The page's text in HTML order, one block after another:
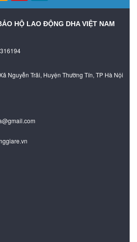
HỘ LAO ĐỘNG DHA VIỆT NAM
Nguyễn Trãi, Huyện Thường Tín, TP Hà Nội